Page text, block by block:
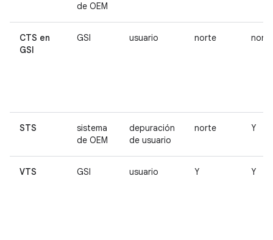
de OEM
CTS en
GSI
GSI usuario norte norte
STS
sistema
de OEM
depuración
de usuario
norte Y
VTS GSI usuario Y Y